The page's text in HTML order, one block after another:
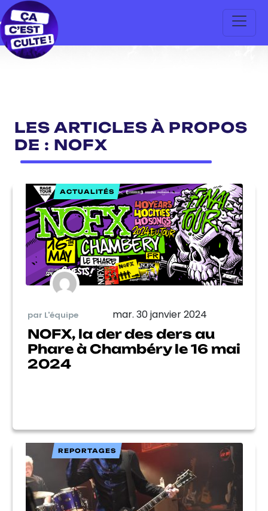
LES ARTICLES À PROPOS
DE : NOFX
ACTUALITÉS
par L'équipe mar. 30 janvier 2024
NOFX, la der des ders au
Phare à Chambéry le 16 mai
2024
REPORTAGES